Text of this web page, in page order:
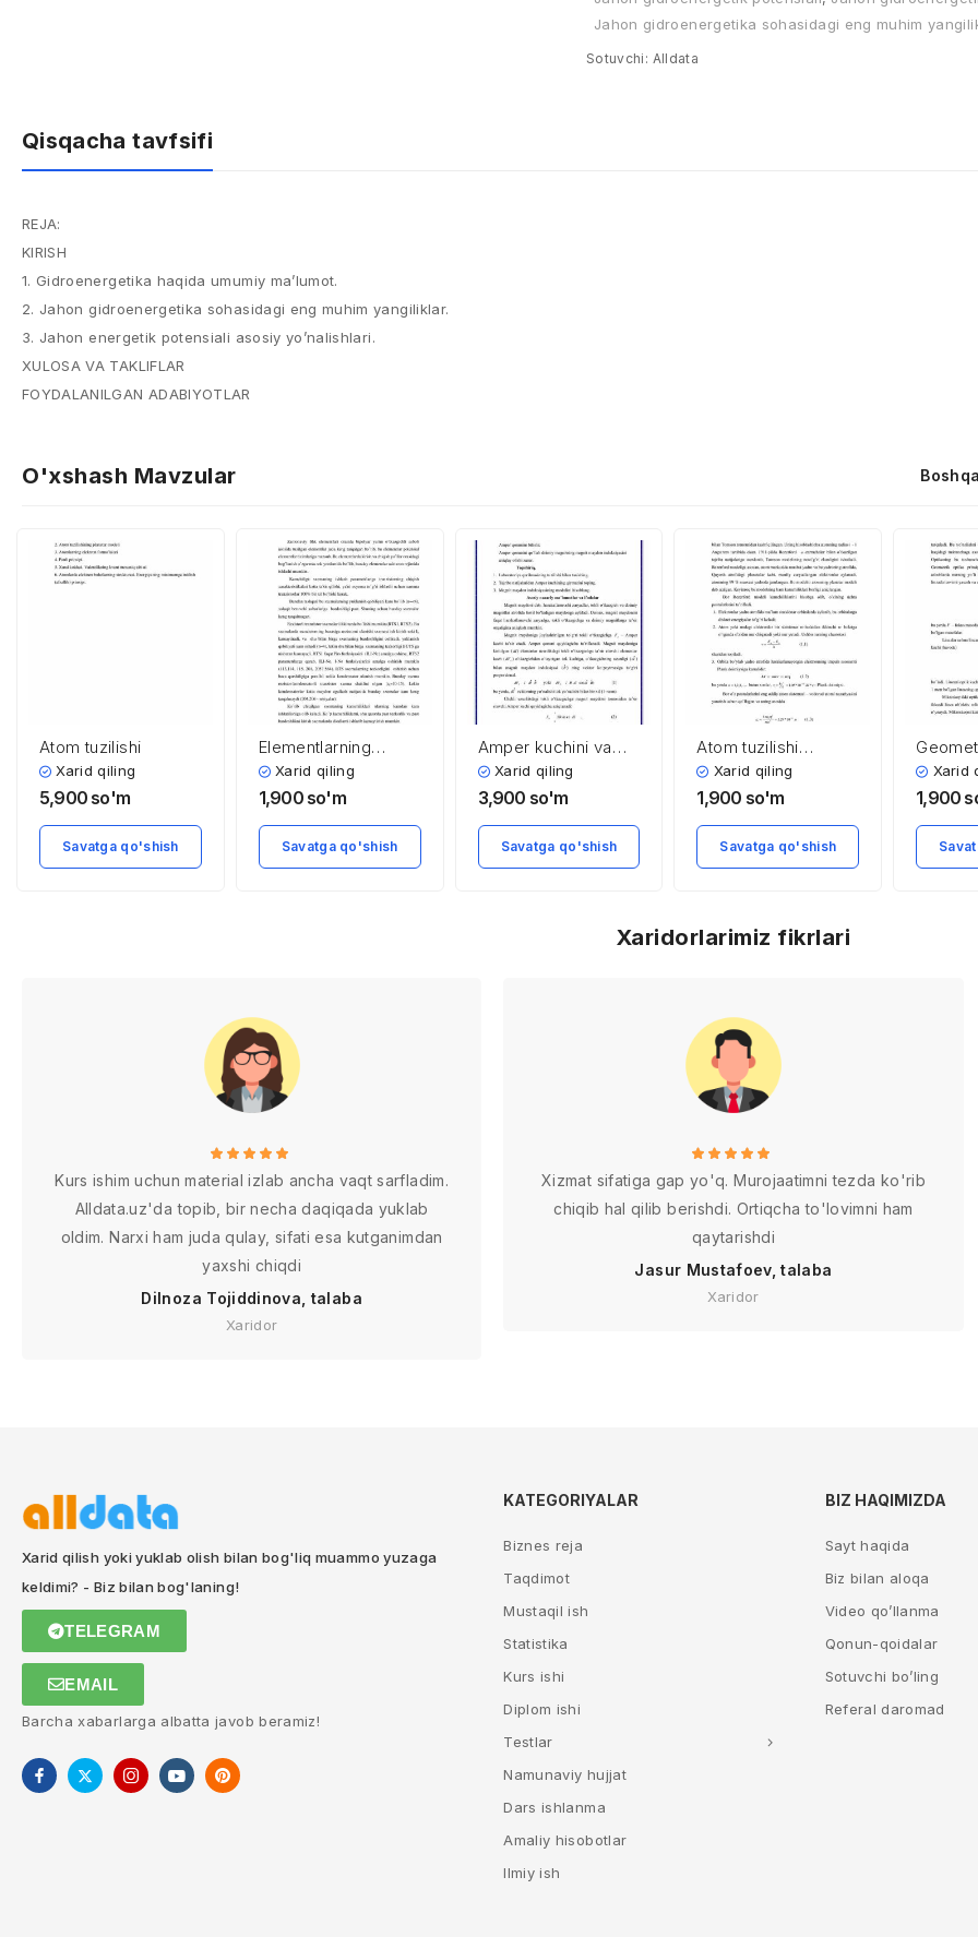
Jahon gidroenergetika sohasidagi eng muhim
Sotuvchi: Alldata
Qisqacha tavfsifi
REJA:
KIRISH
1. Gidroenergetika haqida umumiy ma’lumot.
2. Jahon gidroenergetika sohasidagi eng muhim yangiliklar.
3. Jahon energetik potensiali asosiy yo’nalishlari.
XULOSA VA TAKLIFLAR
FOYDALANILGAN ADABIYOTLAR
O'xshash Mavzular
Atom tuzilishi
Xarid qiling
5,900 so'm
Savatga qo'shish
Elementlarning
potensial tizimlari.
Diod-tranzistorli
Xarid qiling
1,900 so'm
Savatga qo'shish
Amper kuchini va
magnit maydon
induksiyasini
Xarid qiling
3,900 so'm
Savatga qo'shish
Atom tuzilishi
nazariyasiga kirish
Xarid qiling
1,900 so'm
Savatga qo'shish
Xarid
1,900
Xaridorlarimiz fikrlari
Kurs ishim uchun material izlab ancha vaqt sarfladim.
Alldata.uz'da topib, bir necha daqiqada yuklab
oldim. Narxi ham juda qulay, sifati esa kutganimdan
yaxshi chiqdi
Dilnoza Tojiddinova, talaba
Xaridor
Xizmat sifatiga gap yo'q. Murojaatimni tezda ko'rib
chiqib hal qilib berishdi. Ortiqcha to'lovimni ham
qaytarishdi
Jasur Mustafoev, talaba
Xaridor
Xarid qilish yoki yuklab olish bilan bog'liq muammo yuzaga
keldimi? - Biz bilan bog'laning!
TELEGRAM
EMAIL
Barcha xabarlarga albatta javob beramiz!
KATEGORIYALAR
Biznes reja
Taqdimot
Mustaqil ish
Statistika
Kurs ishi
Diplom ishi
Testlar
Namunaviy hujjat
Dars ishlanma
Amaliy hisobotlar
Ilmiy ish
BIZ HAQIMIZDA
Sayt haqida
Biz bilan aloqa
Video qo’llanma
Qonun-qoidalar
Sotuvchi bo’ling
Referal daromad